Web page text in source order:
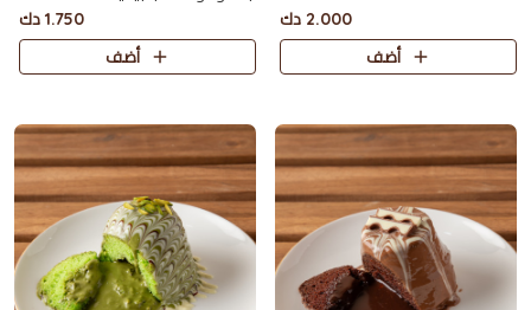
2.000 دك
أضف
1.750 دك
أضف